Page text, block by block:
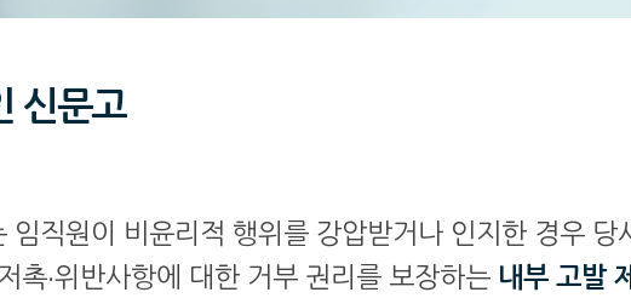
신문고
임직원이 비윤리적 행위를 강압받거나 인지한 경우
촉·위반사항에 대한 거부 권리를 보장하는 내부 고발